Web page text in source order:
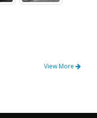
View More